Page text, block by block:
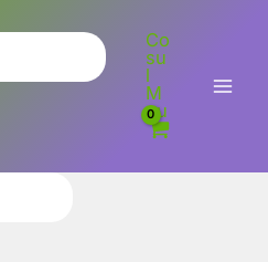
Co
su
l
M
eu